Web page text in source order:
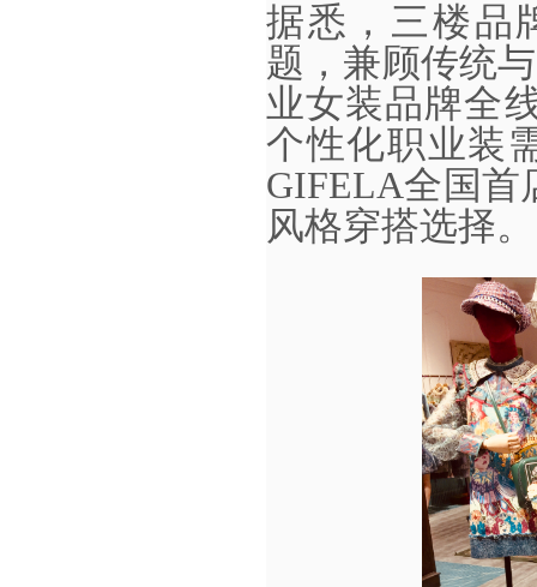
据悉，三楼品
题，兼顾传统
业女装品牌全
个性化职业装
GIFELA全国首
风格穿搭选择。